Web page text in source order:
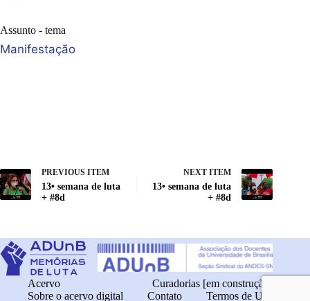
Assunto - tema
Manifestação
PREVIOUS ITEM
13• semana de luta
+ #8d
NEXT ITEM
13• semana de luta
+ #8d
Acervo
Curadorias [em construção]
Sobre o acervo digital
Contato Termos de Uso